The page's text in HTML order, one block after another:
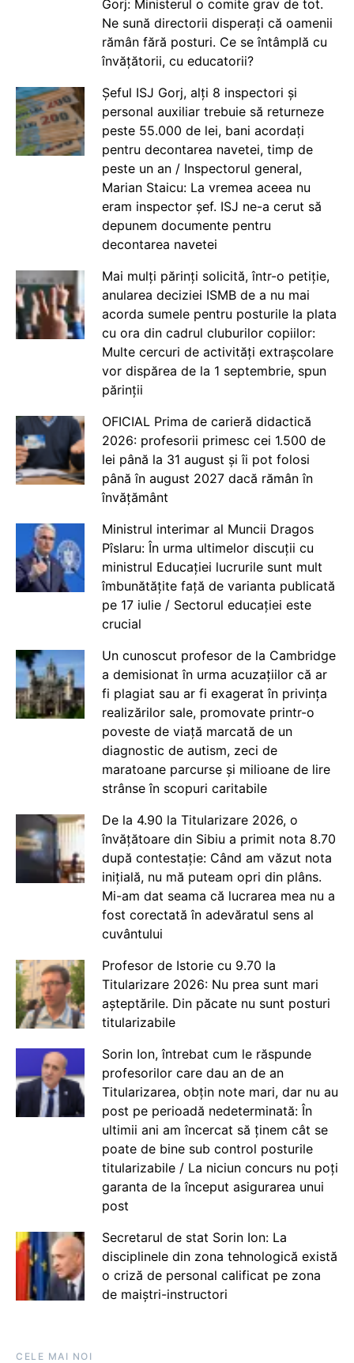
Gorj: Ministerul o comite grav de tot.
Ne sună directorii disperați că oamenii
rămân fără posturi. Ce se întâmplă cu
învățătorii, cu educatorii?
Șeful ISJ Gorj, alți 8 inspectori și
personal auxiliar trebuie să returneze
peste 55.000 de lei, bani acordați
pentru decontarea navetei, timp de
peste un an / Inspectorul general,
Marian Staicu: La vremea aceea nu
eram inspector șef. ISJ ne-a cerut să
depunem documente pentru
decontarea navetei
Mai mulți părinți solicită, într-o petiție,
anularea deciziei ISMB de a nu mai
acorda sumele pentru posturile la plata
cu ora din cadrul cluburilor copiilor:
Multe cercuri de activități extrașcolare
vor dispărea de la 1 septembrie, spun
părinții
OFICIAL Prima de carieră didactică
2026: profesorii primesc cei 1.500 de
lei până la 31 august și îi pot folosi
până în august 2027 dacă rămân în
învățământ
Ministrul interimar al Muncii Dragos
Pîslaru: În urma ultimelor discuții cu
ministrul Educației lucrurile sunt mult
îmbunătățite față de varianta publicată
pe 17 iulie / Sectorul educației este
crucial
Un cunoscut profesor de la Cambridge
a demisionat în urma acuzațiilor că ar
fi plagiat sau ar fi exagerat în privința
realizărilor sale, promovate printr-o
poveste de viață marcată de un
diagnostic de autism, zeci de
maratoane parcurse și milioane de lire
strânse în scopuri caritabile
De la 4.90 la Titularizare 2026, o
învățătoare din Sibiu a primit nota 8.70
după contestație: Când am văzut nota
inițială, nu mă puteam opri din plâns.
Mi-am dat seama că lucrarea mea nu a
fost corectată în adevăratul sens al
cuvântului
Profesor de Istorie cu 9.70 la
Titularizare 2026: Nu prea sunt mari
așteptările. Din păcate nu sunt posturi
titularizabile
Sorin Ion, întrebat cum le răspunde
profesorilor care dau an de an
Titularizarea, obțin note mari, dar nu au
post pe perioadă nedeterminată: În
ultimii ani am încercat să ținem cât se
poate de bine sub control posturile
titularizabile / La niciun concurs nu poți
garanta de la început asigurarea unui
post
Secretarul de stat Sorin Ion: La
disciplinele din zona tehnologică există
o criză de personal calificat pe zona
de maiștri-instructori
CELE MAI NOI